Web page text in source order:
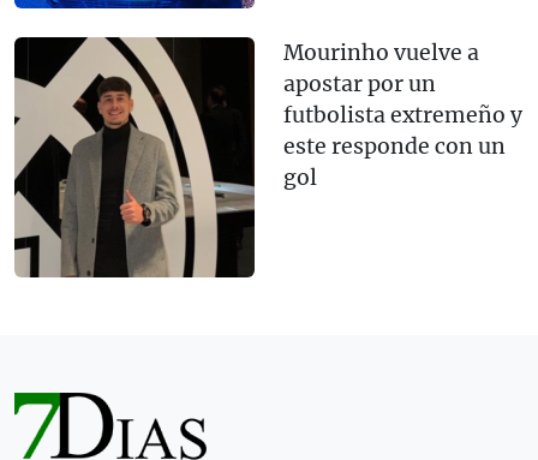
Mourinho vuelve a
apostar por un
futbolista extremeño y
este responde con un
gol